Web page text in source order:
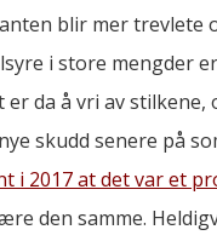
blir mer trevlete
i store mengder
da å vri av stilkene,
skudd senere på
2017 at det var et
den samme.